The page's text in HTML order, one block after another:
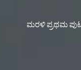
ಮರಳಿ ಪ್ರಥಮ